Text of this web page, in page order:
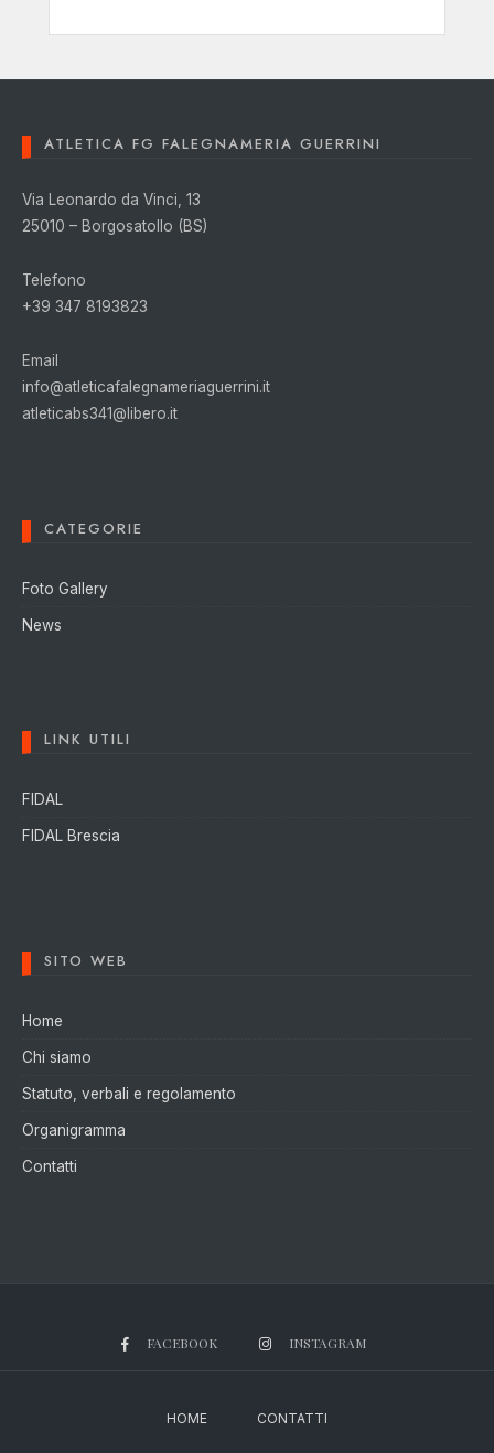
ATLETICA FG FALEGNAMERIA GUERRINI
Via Leonardo da Vinci, 13
25010 – Borgosatollo (BS)
Telefono
+39 347 8193823
Email
info@atleticafalegnameriaguerrini.it
atleticabs341@libero.it
CATEGORIE
Foto Gallery
News
LINK UTILI
FIDAL
FIDAL Brescia
SITO WEB
Home
Chi siamo
Statuto, verbali e regolamento
Organigramma
Contatti
FACEBOOK INSTAGRAM
HOME CONTATTI